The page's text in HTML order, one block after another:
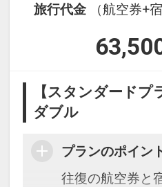
旅行代金
（航空券+
【スタンダード
ダブル
プランのポイン
往復の航空券と